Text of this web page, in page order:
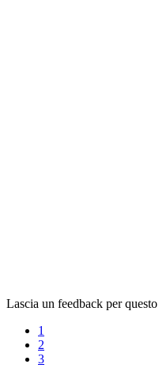
Lascia un feedback per
1
2
3